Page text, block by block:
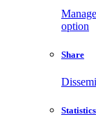
option
Share
Statistics